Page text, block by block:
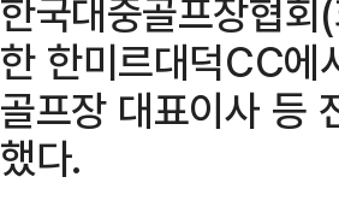
한국대중골프장협
한 한미르대덕CC에
골프장 대표이사 등
했다.